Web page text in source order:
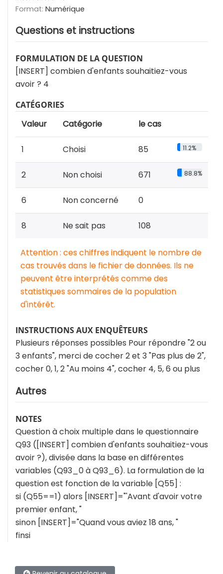
Format: Numérique
Questions et instructions
FORMULATION DE LA QUESTION
[INSERT] combien d'enfants souhaitiez-vous
avoir ? 4
CATÉGORIES
Valeur Catégorie le cas
1 Choisi 85 11.2%
2 Non choisi 671 88.8%
6 Non concerné 0
8 Ne sait pas 108
Attention : ces chiffres indiquent le nombre de
cas trouvés dans le fichier de données. Ils ne
peuvent être interprétés comme des
statistiques sommaires de la population
d'intérêt.
INSTRUCTIONS AUX ENQUÊTEURS
Plusieurs réponses possibles Pour répondre "2 ou
3 enfants", merci de cocher 2 et 3 "Pas plus de 2",
cocher 0, 1, 2 "Au moins 4", cocher 4, 5, 6 ou plus
Autres
NOTES
Question à choix multiple dans le questionnaire
Q93 ([INSERT] combien d'enfants souhaitiez-vous
avoir ?), divisée dans la base en différentes
variables (Q93_0 à Q93_6). La formulation de la
question est fonction de la variable [Q55] :
si (Q55==1) alors [INSERT]="'Avant d'avoir votre
premier enfant, "
sinon [INSERT]="Quand vous aviez 18 ans, "
finsi